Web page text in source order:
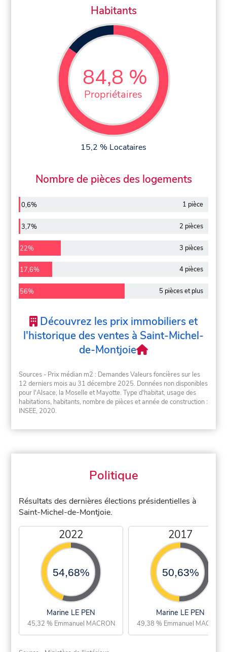
Habitants
84,8 %
Propriétaires
15,2 % Locataires
Nombre de pièces des logements
0,6% 1 pièce
3,7% 2 pièces
22% 3 pièces
17,6% 4 pièces
56% 5 pièces et plus
Découvrez les prix immobiliers et
l'historique des ventes à Saint-Michel-
de-Montjoie
Sources - Prix médian m2 : Demandes Valeurs foncières sur les
12 derniers mois au 31 décembre 2025. Données non disponibles
pour l'Alsace, la Moselle et Mayotte. Type d'habitat, usage des
habitations, habitants, nombre de pièces et année de construction :
INSEE, 2020.
Politique
Résultats des dernières élections présidentielles à
Saint-Michel-de-Montjoie.
2022
54,68%
Marine LE PEN
45,32 % Emmanuel MACRON
2017
50,63%
Marine LE PEN
49,38 % Emmanuel MACRON